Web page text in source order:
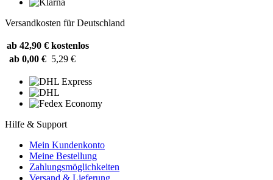
Versandkosten für Deutschland
ab 42,90 € kostenlos
ab 0,00 € 5,29 €
Hilfe & Support
Mein Kundenkonto
Meine Bestellung
Zahlungsmöglichkeiten